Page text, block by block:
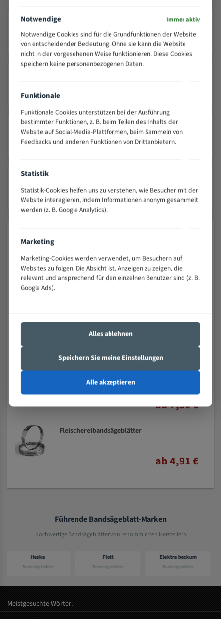
SICHERER VERSAND MIT DHL
Schnelle Lieferung
Seit 2000 – Über 25 Jahre Erfahrung
24/7 KUNDENSERVICE
SICHERES SHOPPEN
256 Bit SSL-Verschlüsselung
Spezialstahl Bandsägeblätter
ab 7,59 €
ab 7,50 €
Fleischereibandsägeblätter
ab 4,91 €
Führende Bandsägeblatt-Marken
Hochwertige Bandsägeblätter von renommierten Herstellern
Meistgesuchte Wörter:
Notwendige Immer aktiv
Notwendige Cookies sind für die Grundfunktionen der Website
von entscheidender Bedeutung. Ohne sie kann die Website
nicht in der vorgesehenen Weise funktionieren. Diese Cookies
speichern keine personenbezogenen Daten.
Funktionale
Funktionale Cookies unterstützen bei der Ausführung
bestimmter Funktionen, z. B. beim Teilen des Inhalts der
Website auf Social-Media-Plattformen, beim Sammeln von
Feedbacks und anderen Funktionen von Drittanbietern.
Statistik
Statistik-Cookies helfen uns zu verstehen, wie Besucher mit der
Website interagieren, indem Informationen anonym gesammelt
werden (z. B. Google Analytics).
Marketing
Marketing-Cookies werden verwendet, um Besuchern auf
Websites zu folgen. Die Absicht ist, Anzeigen zu zeigen, die
relevant und ansprechend für den einzelnen Benutzer sind (z. B.
Google Ads).
Alles ablehnen
Speichern Sie meine Einstellungen
Alle akzeptieren